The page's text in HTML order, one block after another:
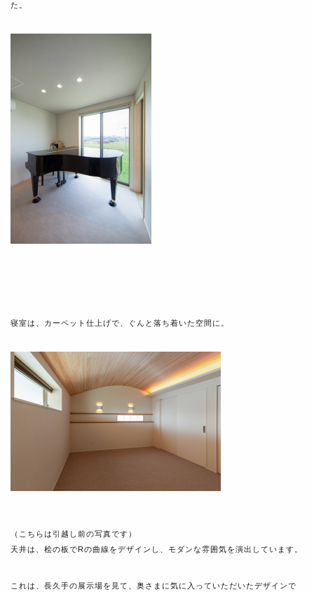
た。
寝室は、カーペット仕上げで、ぐんと落ち着いた空間に。
（こちらは引越し前の写真です）
天井は、桧の板でRの曲線をデザインし、モダンな雰囲気を演出しています。
これは、長久手の展示場を見て、奥さまに気に入っていただいたデザインで